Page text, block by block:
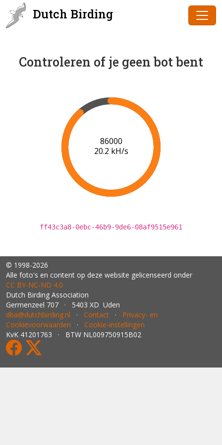
Dutch Birding
Controleren of je geen bot bent
88000
20.3 kH/s
ff43c3a8-0ebc-46b9-9de6-08af9515e961
© 1998-2026
Alle foto's en content op deze website gelicenseerd onder
CC BY‑NC‑ND 4.0
Dutch Birding Association
Germenzeel 707 · 5403 XD Uden
dba@dutchbirding.nl · Contact · Privacy- en
Cookievoorwaarden · Cookie-instellingen
KvK 41201763 · BTW NL009750915B02